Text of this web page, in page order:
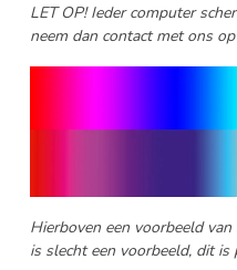
LET OP! Ieder computer
neem dan contact met ons
Hierboven een voorbeeld
is slecht een voorbeeld, dit is